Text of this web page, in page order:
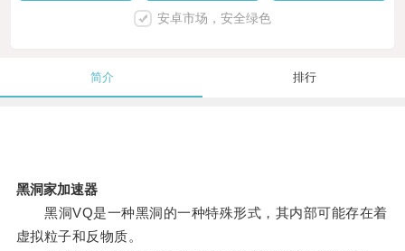
安卓市场，安全绿色
简介 排行
黑洞家加速器
黑洞VQ是一种黑洞的一种特殊形式，其内部可能存在着
虚拟粒子和反物质。